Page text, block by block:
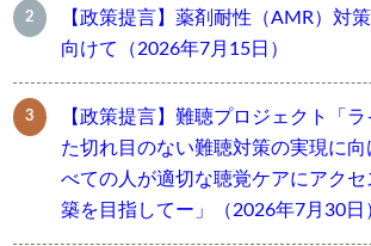
【政策提言】薬剤耐性（AMR）対
向けて（2026年7月15日）
【政策提言】難聴プロジェクト「
た切れ目のない難聴対策の実現に
べての人が適切な聴覚ケアにアク
築を目指してー」（2026年7月30日